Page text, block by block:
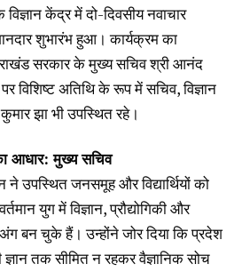
केंद्र में दो-दिवसीय नवाचार
शुभारंभ हुआ। कार्यक्रम का
सरकार के मुख्य सचिव श्री आनंद
विशिष्ट अतिथि के रूप में सचिव, विज्ञान
कुमार झा भी उपस्थित रहे।
आधार: मुख्य सचिव
ने उपस्थित जनसमूह और विद्यार्थियों को
युग में विज्ञान, प्रौद्योगिकी और
बन चुके हैं। उन्होंने जोर दिया कि प्रदेश
तक सीमित न रहकर वैज्ञानिक सोच